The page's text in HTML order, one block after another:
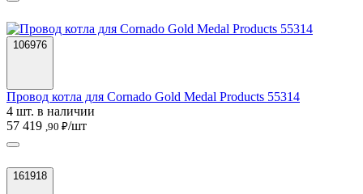
106976
Провод котла для Cornado Gold Medal Products 55314
4 шт. в наличии
57 419 ,90 ₽/шт
161918